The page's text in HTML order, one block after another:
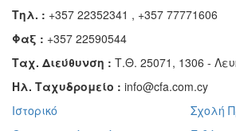
Τηλ. : +357 22352341 , +357 77771606
Φαξ : +357 22590544
Ταχ. Διεύθυνση : Τ.Θ. 25071, 1306 -
Ηλ. Ταχυδρομείο : info@cfa.com.cy
Ιστορικό
Σχολή